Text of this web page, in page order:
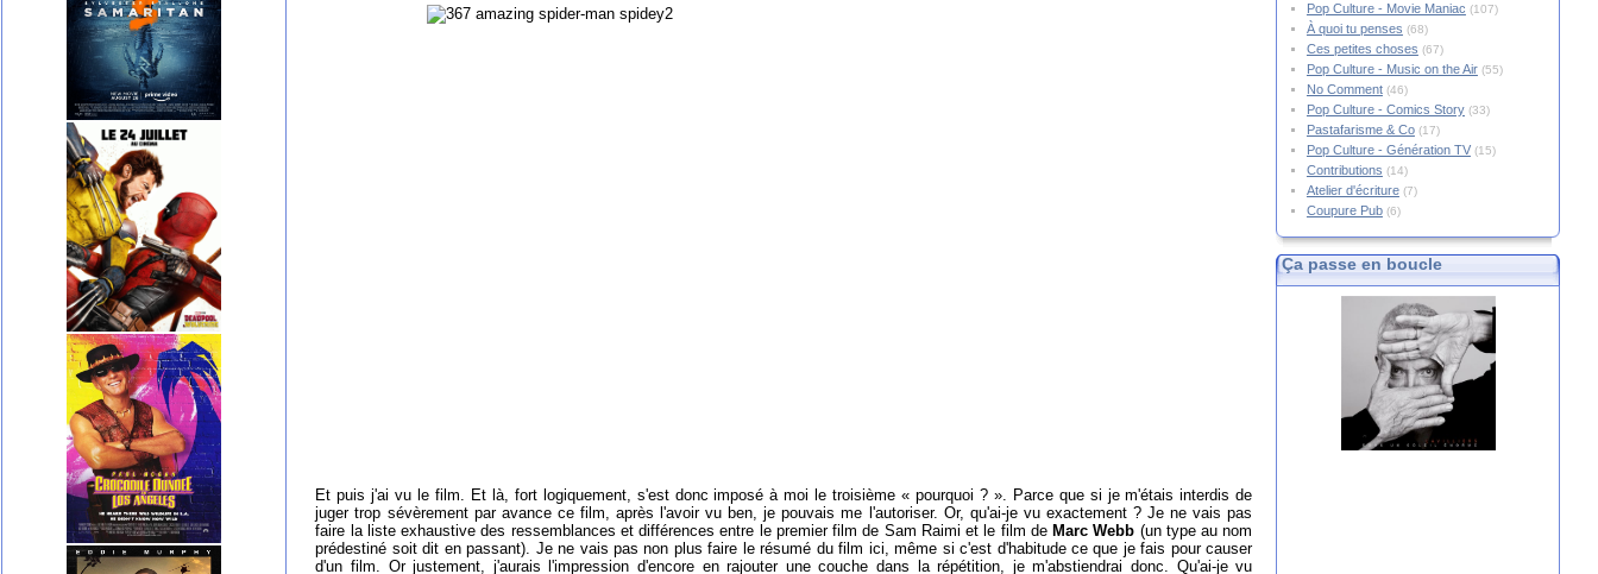
Et puis j'ai vu le film. Et là, fort logiquement, s'est donc imposé à moi le troisième « pourquoi ? ». Parce que si je m'étais interdis de
juger trop sévèrement par avance ce film, après l'avoir vu ben, je pouvais me l'autoriser. Or, qu'ai-je vu exactement ? Je ne vais pas
faire la liste exhaustive des ressemblances et différences entre le premier film de Sam Raimi et le film de Marc Webb (un type au nom
prédestiné soit dit en passant). Je ne vais pas non plus faire le résumé du film ici, même si c'est d'habitude ce que je fais pour causer
d'un film. Or justement, j'aurais l'impression d'encore en rajouter une couche dans la répétition, je m'abstiendrai donc. Qu'ai-je vu
Pop Culture - Movie Maniac (107)
À quoi tu penses (68)
Ces petites choses (67)
Pop Culture - Music on the Air(55)
No Comment(46)
Pop Culture - Comics Story(33)
Pastafarisme & Co(17)
Pop Culture - Génération TV(15)
Contributions (14)
Atelier d'écriture(7)
Coupure Pub(6)
Ça passe en boucle